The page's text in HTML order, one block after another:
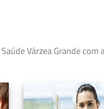
Várzea Grande com